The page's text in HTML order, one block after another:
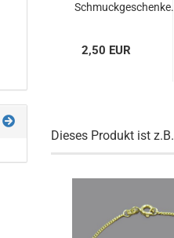
Schmuckgeschenke...
2,50 EUR
Dieses Produkt ist